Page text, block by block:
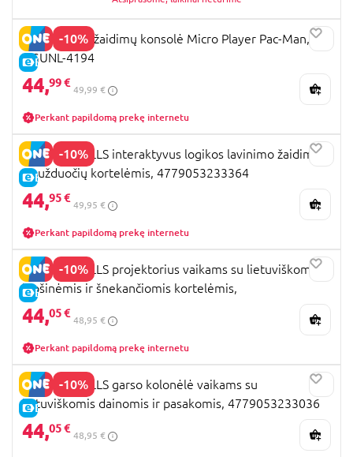
-10%
E-KAINA
MY ARCADE žaidimų konsolė Micro Player Pac-Man,
DGUNL-4194
44,99 €
49,99 €
Perkant papildomą prekę internetu
-10%
E-KAINA
YES FOR SKILLS interaktyvus logikos lavinimo žaidimas
su užduočių kortelėmis, 4779053233364
44,95 €
49,95 €
Perkant papildomą prekę internetu
-10%
E-KAINA
YES FOR SKILLS projektorius vaikams su lietuviškomis
lopšinėmis ir šnekančiomis kortelėmis,
4779053233227
44,05 €
48,95 €
Perkant papildomą prekę internetu
-10%
E-KAINA
YES FOR SKILLS garso kolonėlė vaikams su
lietuviškomis dainomis ir pasakomis, 4779053233036
44,05 €
48,95 €